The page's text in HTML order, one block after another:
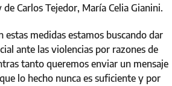
Carlos Tejedor, María Celia Gianini.
estas medidas estamos buscando dar
ante las violencias por razones de
tanto queremos enviar un mensaje
lo hecho nunca es suficiente y por